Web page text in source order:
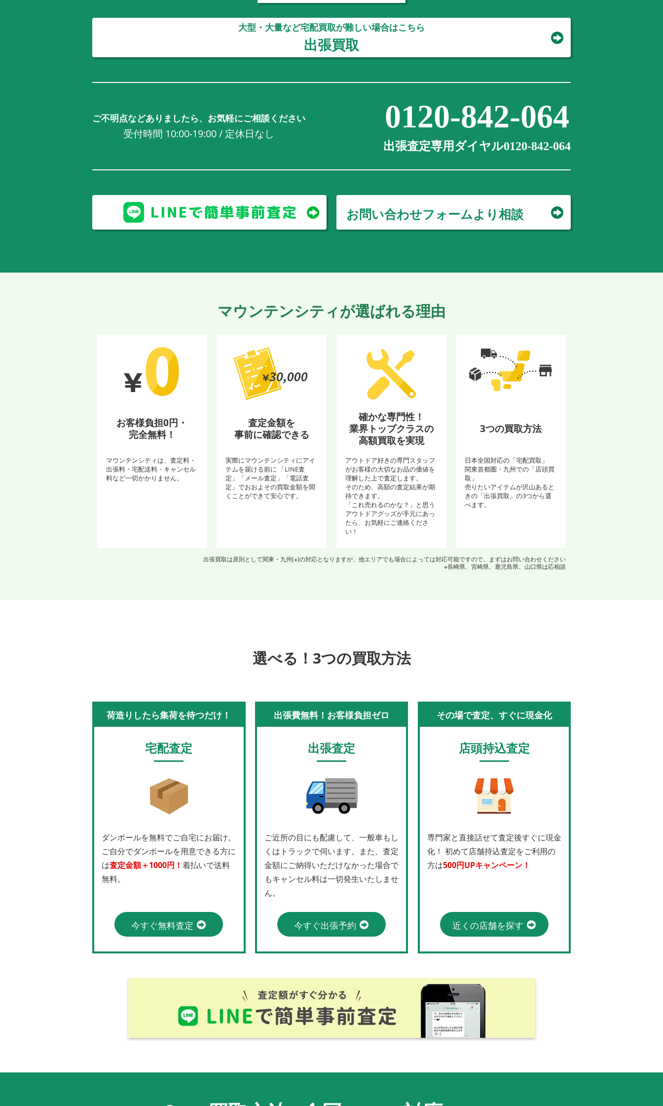
大型・大量など宅配買取が難しい場合はこちら
出張買取
ご不明点などありましたら、お気軽にご相談ください
受付時間 10:00-19:00 / 定休日なし 0120-842-064
出張査定専用ダイヤル0120-842-064
お問い合わせフォームより相談
マウンテンシティが選ばれる理由
お客様負担0円・
完全無料！
マウンテンシティは、査定料・
出張料・宅配送料・キャンセル
料など一切かかりません。
査定金額を
事前に確認できる
実際にマウンテンシティにアイ
テムを届ける前に 「LINE査
定」「メール査定」「電話査
定」でおおよその買取金額を聞
くことができて安心です。
確かな専門性！
業界トップクラスの
高額買取を実現
アウトドア好きの専門スタッフ
がお客様の大切なお品の価値を
理解した上で査定します。
そのため、高額の査定結果が期
待できます。
「これ売れるのかな？」と思う
アウトドアグッズが手元にあっ
たら、お気軽にご連絡くださ
い！
3つの買取方法
日本全国対応の「宅配買取」
関東首都圏・九州での「店頭買
取」
売りたいアイテムが沢山あると
きの「出張買取」の3つから選
べます。
出張買取は原則として関東・九州(※)の対応となりますが、他エリアでも場合によっては対応可能ですので、まずはお問い合わせください
※長崎県、宮崎県、鹿児島県、山口県は応相談
選べる！3つの買取方法
荷造りしたら集荷を待つだけ！
宅配査定
ダンボールを無料でご自宅にお届け。
ご自分でダンボールを用意できる方に
は査定金額＋1000円！着払いで送料
無料。
今すぐ無料査定
出張費無料！お客様負担ゼロ
出張査定
ご近所の目にも配慮して、一般車もし
くはトラックで伺います。また、査定
金額にご納得いただけなかった場合で
もキャンセル料は一切発生いたしませ
ん。
今すぐ出張予約
その場で査定、すぐに現金化
店頭持込査定
専門家と直接話せて査定後すぐに現金
化！ 初めて店舗持込査定をご利用の
方は500円UPキャンペーン！
近くの店舗を探す